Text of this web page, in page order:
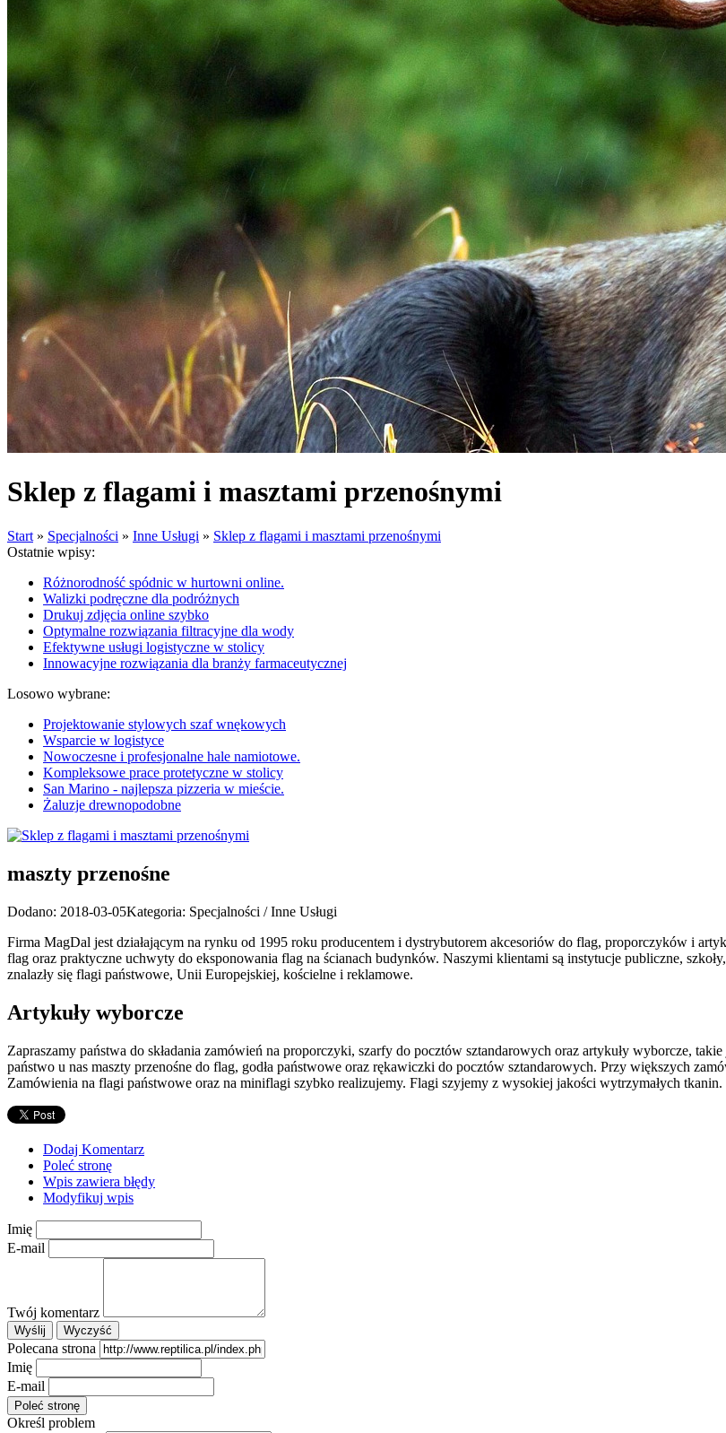
Sklep z flagami i masztami przenośnymi
Start » Specjalności » Inne Usługi » Sklep z flagami i masztami przenośnymi
Ostatnie wpisy:
Różnorodność spódnic w hurtowni online.
Walizki podręczne dla podróżnych
Drukuj zdjęcia online szybko
Optymalne rozwiązania filtracyjne dla wody
Efektywne usługi logistyczne w stolicy
Innowacyjne rozwiązania dla branży farmaceutycznej
Losowo wybrane:
Projektowanie stylowych szaf wnękowych
Wsparcie w logistyce
Nowoczesne i profesjonalne hale namiotowe.
Kompleksowe prace protetyczne w stolicy
San Marino - najlepsza pizzeria w mieście.
Żaluzje drewnopodobne
maszty przenośne
Dodano: 2018-03-05Kategoria: Specjalności / Inne Usługi
Firma MagDal jest działającym na rynku od 1995 roku producentem i dystrybutorem akcesoriów do flag, proporczyków i
flag oraz praktyczne uchwyty do eksponowania flag na ścianach budynków. Naszymi klientami są instytucje publiczne,
znalazły się flagi państwowe, Unii Europejskiej, kościelne i reklamowe.
Artykuły wyborcze
Zapraszamy państwa do składania zamówień na proporczyki, szarfy do pocztów sztandarowych oraz artykuły wyborcze,
państwo u nas maszty przenośne do flag, godła państwowe oraz rękawiczki do pocztów sztandarowych. Przy większych
Zamówienia na flagi państwowe oraz na miniflagi szybko realizujemy. Flagi szyjemy z wysokiej jakości wytrzymałych tkanin.
Dodaj Komentarz
Poleć stronę
Wpis zawiera błędy
Modyfikuj wpis
Imię
E-mail
Twój komentarz
Polecana strona
Imię
E-mail
Określ problem